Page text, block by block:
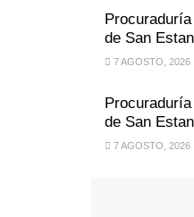
de San
7 AGOSTO, 2026
de San
7 AGOSTO, 2026